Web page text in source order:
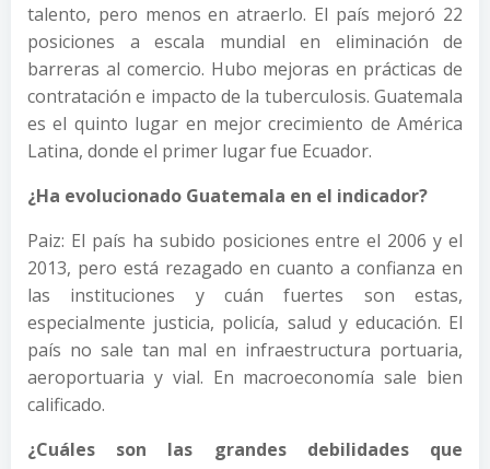
talento, pero menos en atraerlo. El país mejoró 22
posiciones a escala mundial en eliminación de
barreras al comercio. Hubo mejoras en prácticas de
contratación e impacto de la tuberculosis. Guatemala
es el quinto lugar en mejor crecimiento de América
Latina, donde el primer lugar fue Ecuador.
¿Ha evolucionado Guatemala en el indicador?
Paiz: El país ha subido posiciones entre el 2006 y el
2013, pero está rezagado en cuanto a confianza en
las instituciones y cuán fuertes son estas,
especialmente justicia, policía, salud y educación. El
país no sale tan mal en infraestructura portuaria,
aeroportuaria y vial. En macroeconomía sale bien
calificado.
¿Cuáles son las grandes debilidades que